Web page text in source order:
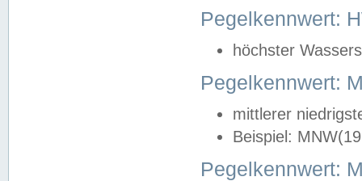
Pegelkennwert:
höchster
Pegelkennwert:
mittlerer
Beispiel:
Pegelkennwert: